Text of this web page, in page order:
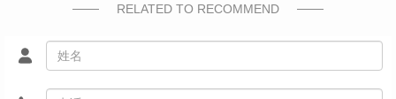
RELATED TO RECOMMEND